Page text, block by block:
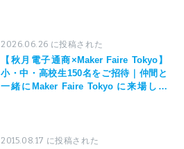
2026.06.26 に投稿された
【秋月電子通商×Maker Faire Tokyo】
小・中・高校生150名をご招待｜仲間と
一緒にMaker Faire Tokyo に来場しよ
2015.08.17 に投稿された